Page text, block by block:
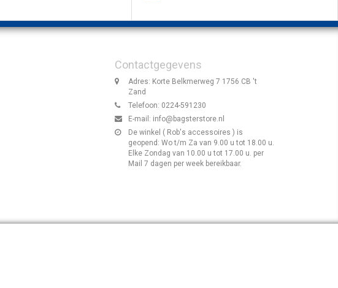
Contactgegevens
Adres: Korte Belkmerweg 7 1756 CB 't
Zand
Telefoon: 0224-591230
E-mail: info@bagsterstore.nl
De winkel ( Rob's accessoires ) is
geopend: Wo t/m Za van 9.00 u tot 18.00 u.
Elke Zondag van 10.00 u tot 17.00 u. per
Mail 7 dagen per week bereikbaar.